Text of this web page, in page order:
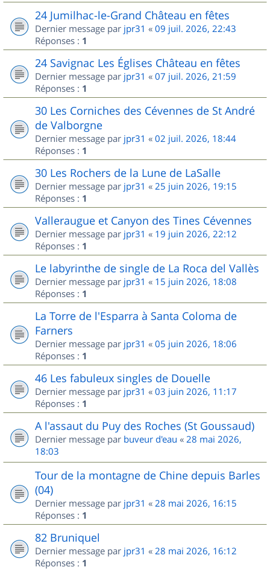
24 Jumilhac-le-Grand Château en fêtes
Dernier message par jpr31 « 09 juil. 2026, 22:43
Réponses : 1
24 Savignac Les Églises Château en fêtes
Dernier message par jpr31 « 07 juil. 2026, 21:59
Réponses : 1
30 Les Corniches des Cévennes de St André
de Valborgne
Dernier message par jpr31 « 02 juil. 2026, 18:44
Réponses : 1
30 Les Rochers de la Lune de LaSalle
Dernier message par jpr31 « 25 juin 2026, 19:15
Réponses : 1
Valleraugue et Canyon des Tines Cévennes
Dernier message par jpr31 « 19 juin 2026, 22:12
Réponses : 1
Le labyrinthe de single de La Roca del Vallès
Dernier message par jpr31 « 15 juin 2026, 18:08
Réponses : 1
La Torre de l'Esparra à Santa Coloma de
Farners
Dernier message par jpr31 « 05 juin 2026, 18:06
Réponses : 1
46 Les fabuleux singles de Douelle
Dernier message par jpr31 « 03 juin 2026, 11:17
Réponses : 1
A l'assaut du Puy des Roches (St Goussaud)
Dernier message par buveur d'eau « 28 mai 2026,
18:03
Tour de la montagne de Chine depuis Barles
(04)
Dernier message par jpr31 « 28 mai 2026, 16:15
Réponses : 1
82 Bruniquel
Dernier message par jpr31 « 28 mai 2026, 16:12
Réponses : 1